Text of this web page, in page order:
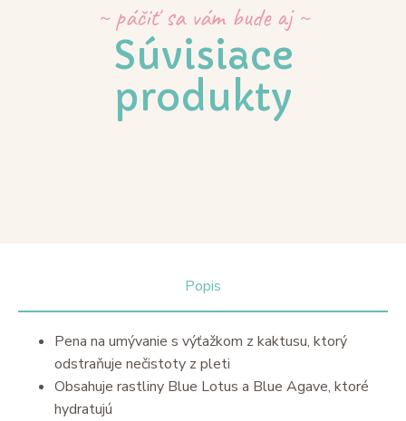
~ páčiť sa vám bude aj ~
Súvisiace
produkty
Popis
Pena na umývanie s výťažkom z kaktusu, ktorý
odstraňuje nečistoty z pleti
Obsahuje rastliny Blue Lotus a Blue Agave, ktoré
hydratujú